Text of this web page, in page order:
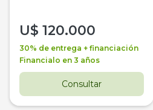
U$ 120.000
30% de entrega + financiación
Financialo en 3 años
Consultar